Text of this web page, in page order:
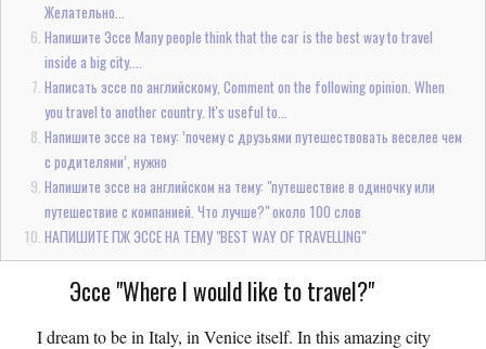
Желательно...
Напишите Эссе Many people think that the car is the best way to travel
inside a big city....
Написать эссе по английскому, Comment on the following opinion. When
you travel to another country. It's useful to...
Напишите эссе на тему: ’почему с друзьями путешествовать веселее чем
с родителями’, нужно
Напишите эссе на английском на тему: "путешествие в одиночку или
путешествие с компанией. Что лучше?" около 100 слов
НАПИШИТЕ ПЖ ЭССЕ НА ТЕМУ "BEST WAY OF TRAVELLING"
Эссе "Where I would like to travel?"
I dream to be in Italy, in Venice itself. In this amazing city